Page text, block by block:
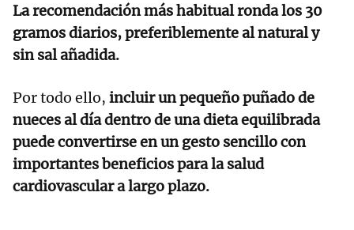
La recomendación más habitual ronda los 30
gramos diarios, preferiblemente al natural y
sin sal añadida.
Por todo ello, incluir un pequeño puñado de
nueces al día dentro de una dieta equilibrada
puede convertirse en un gesto sencillo con
importantes beneficios para la salud
cardiovascular a largo plazo.